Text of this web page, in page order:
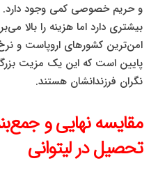
و حریم خصوصی کمی وجود دارد.
بیشتری دارد اما هزینه را بالا
امن‌ترین کشورهای اروپاست و
پایین است که این یک مزیت
نگران فرزندانشان هستند.
مقایسه نهایی و
تحصیل در لیتوانی